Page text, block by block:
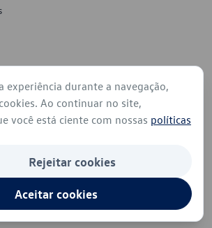
experiência durante a navegação,
Ao continuar no site,
você está ciente com nossas políticas
Rejeitar cookies
Aceitar cookies